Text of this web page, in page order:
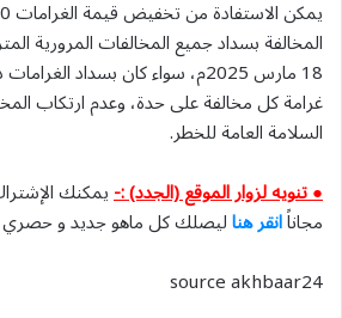
المخالفة بسداد جميع المخالفات المرورية
18 مارس 2025م، سواء كان بسداد
غرامة كل مخالفة على حدة، وعدم ارتكاب
السلامة العامة للخطر.
● تنويه لزوار الموقع (الجدد) :-يمكنك
مجاناًانقر هناليصلك كل ماهو جديد و
source akhbaar24